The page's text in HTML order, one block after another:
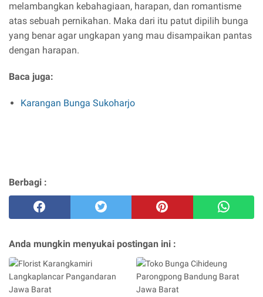
melambangkan kebahagiaan, harapan, dan romantisme
atas sebuah pernikahan. Maka dari itu patut dipilih bunga
yang benar agar ungkapan yang mau disampaikan pantas
dengan harapan.
Baca juga:
Karangan Bunga Sukoharjo
Berbagi :
Anda mungkin menyukai postingan ini :